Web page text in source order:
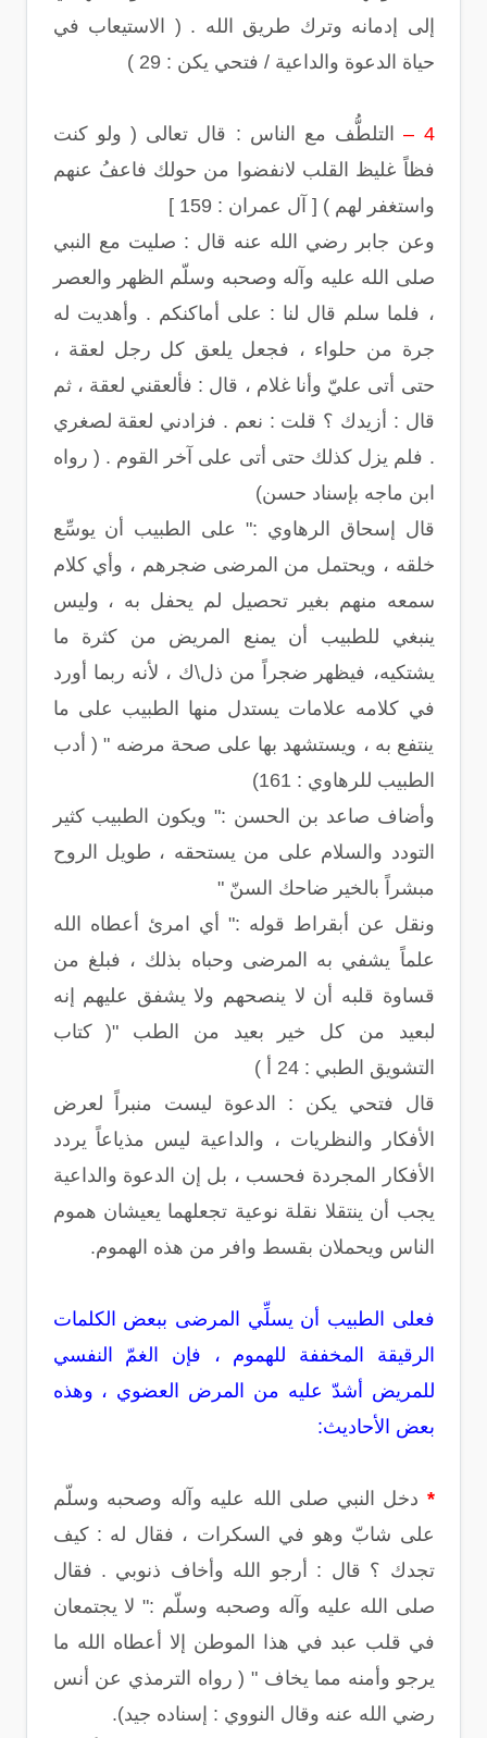
إلى إدمانه وترك طريق الله . ( الاستيعاب في
حياة الدعوة والداعية / فتحي يكن : 29 )
4 –
التلطُّف مع الناس : قال تعالى ( ولو كنت
فظاً غليظ القلب لانفضوا من حولك فاعفُ عنهم
واستغفر لهم ) [ آل عمران : 159 ]
وعن جابر رضي الله عنه قال : صليت مع النبي
صلى الله عليه وآله وصحبه وسلّم الظهر والعصر
، فلما سلم قال لنا : على أماكنكم . وأهديت له
جرة من حلواء ، فجعل يلعق كل رجل لعقة ،
حتى أتى عليّ وأنا غلام ، قال : فألعقني لعقة ، ثم
قال : أزيدك ؟ قلت : نعم . فزادني لعقة لصغري
. فلم يزل كذلك حتى أتى على آخر القوم . ( رواه
ابن ماجه بإسناد حسن)
قال إسحاق الرهاوي :" على الطبيب أن يوسِّع
خلقه ، ويحتمل من المرضى ضجرهم ، وأي كلام
سمعه منهم بغير تحصيل لم يحفل به ، وليس
ينبغي للطبيب أن يمنع المريض من كثرة ما
يشتكيه، فيظهر ضجراً من ذل\ك ، لأنه ربما أورد
في كلامه علامات يستدل منها الطبيب على ما
ينتفع به ، ويستشهد بها على صحة مرضه " ( أدب
الطبيب للرهاوي : 161)
وأضاف صاعد بن الحسن :" ويكون الطبيب كثير
التودد والسلام على من يستحقه ، طويل الروح
مبشراً بالخير ضاحك السنّ "
ونقل عن أبقراط قوله :" أي امرئ أعطاه الله
علماً يشفي به المرضى وحباه بذلك ، فبلغ من
قساوة قلبه أن لا ينصحهم ولا يشفق عليهم إنه
لبعيد من كل خير بعيد من الطب "( كتاب
التشويق الطبي : 24 أ )
قال فتحي يكن : الدعوة ليست منبراً لعرض
الأفكار والنظريات ، والداعية ليس مذياعاً يردد
الأفكار المجردة فحسب ، بل إن الدعوة والداعية
يجب أن ينتقلا نقلة نوعية تجعلهما يعيشان هموم
الناس ويحملان بقسط وافر من هذه الهموم.
فعلى الطبيب أن يسلِّي المرضى ببعض الكلمات
الرقيقة المخففة للهموم ، فإن الغمّ النفسي
للمريض أشدّ عليه من المرض العضوي ، وهذه
بعض الأحاديث:
* دخل النبي صلى الله عليه وآله وصحبه وسلّم
على شابّ وهو في السكرات ، فقال له : كيف
تجدك ؟ قال : أرجو الله وأخاف ذنوبي . فقال
صلى الله عليه وآله وصحبه وسلّم :" لا يجتمعان
في قلب عبد في هذا الموطن إلا أعطاه الله ما
يرجو وأمنه مما يخاف " ( رواه الترمذي عن أنس
رضي الله عنه وقال النووي : إسناده جيد).